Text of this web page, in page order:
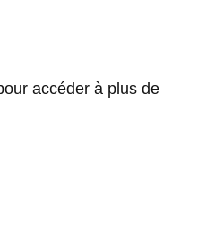
accéder à plus de